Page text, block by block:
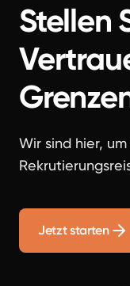
Stellen
Wir sind hier,
Jetzt starten